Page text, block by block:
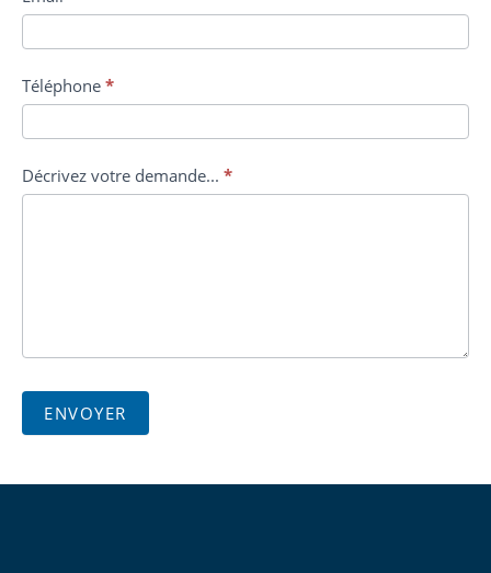
Téléphone *
Décrivez votre demande... *
ENVOYER